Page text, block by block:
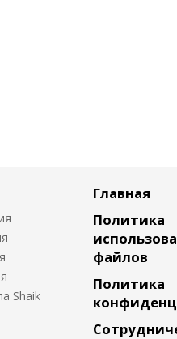
Shaik
Главная
Политика
файлов
Политика